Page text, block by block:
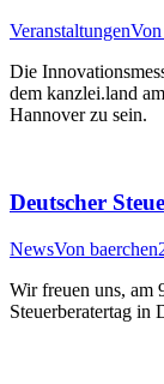
VeranstaltungenVon
Die
dem kanzlei.land
Hannover zu sein.
Deutscher
NewsVon baerchen
Wir freuen uns, am
Steuerberatertag in